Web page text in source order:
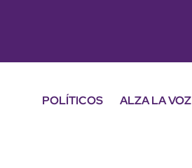
POLÍTICOS ALZA LA VOZ